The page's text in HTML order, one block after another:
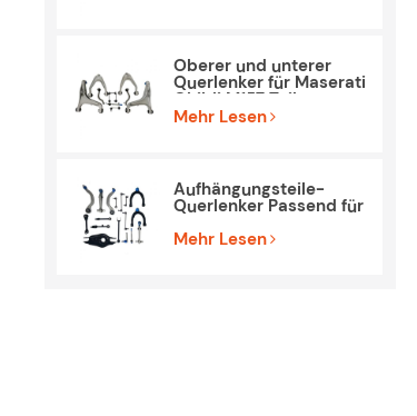
Oberer und unterer
Querlenker für Maserati
Ghibli M157 Teile
Mehr Lesen
Aufhängungsteile-
Querlenker Passend für
Mehr Lesen